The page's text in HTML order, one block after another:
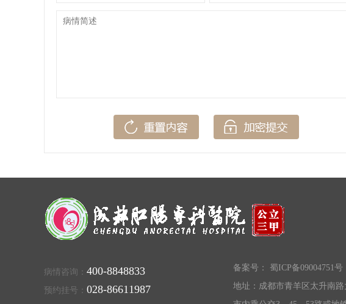
病情咨询： 400-8848833
预约挂号： 028-86611987
备案号：
蜀ICP备09004751号
地址：成都市青羊区太升南路